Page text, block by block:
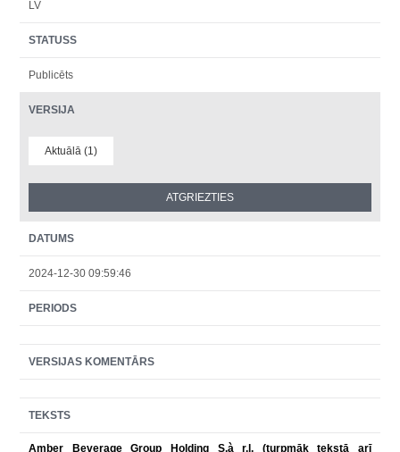
LV
STATUSS
Publicēts
VERSIJA
Aktuālā (1)
DATUMS
2024-12-30 09:59:46
PERIODS
VERSIJAS KOMENTĀRS
TEKSTS
Amber Beverage Group Holding S.à r.l. (turpmāk tekstā arī